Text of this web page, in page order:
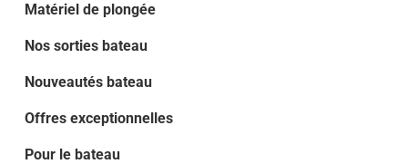
Matériel de plongée
Nos sorties bateau
Nouveautés bateau
Offres exceptionnelles
Pour le bateau